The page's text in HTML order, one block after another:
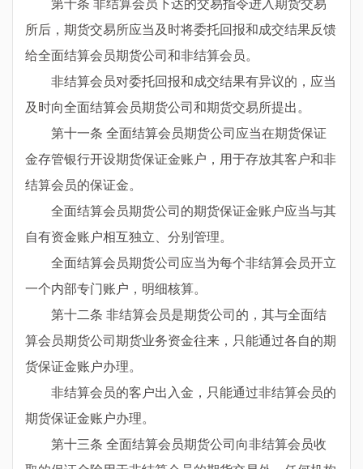
第十条 非结算会员下达的交易指令进入期货交易
所后，期货交易所应当及时将委托回报和成交结果反馈
给全面结算会员期货公司和非结算会员。
非结算会员对委托回报和成交结果有异议的，应当
及时向全面结算会员期货公司和期货交易所提出。
第十一条 全面结算会员期货公司应当在期货保证
金存管银行开设期货保证金账户，用于存放其客户和非
结算会员的保证金。
全面结算会员期货公司的期货保证金账户应当与其
自有资金账户相互独立、分别管理。
全面结算会员期货公司应当为每个非结算会员开立
一个内部专门账户，明细核算。
第十二条 非结算会员是期货公司的，其与全面结
算会员期货公司期货业务资金往来，只能通过各自的期
货保证金账户办理。
非结算会员的客户出入金，只能通过非结算会员的
期货保证金账户办理。
第十三条 全面结算会员期货公司向非结算会员收